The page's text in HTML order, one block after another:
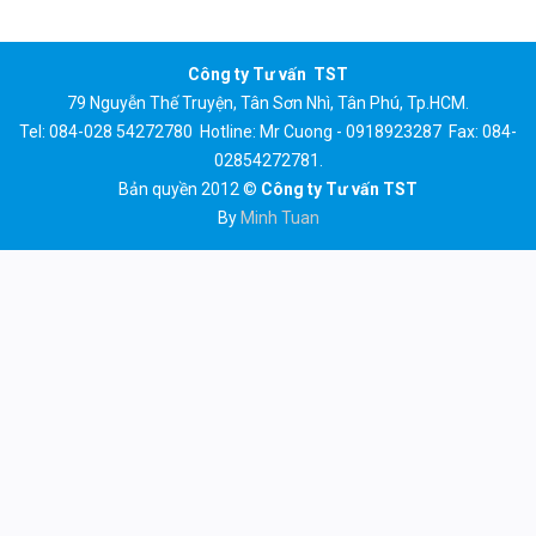
Công ty Tư vấn TST
79 Nguyễn Thế Truyện, Tân Sơn Nhì, Tân Phú, Tp.HCM.
Tel: 084-028 54272780 Hotline: Mr Cuong - 0918923287 Fax: 084-
02854272781.
Bản quyền 2012 © Công ty Tư vấn TST
By Minh Tuan